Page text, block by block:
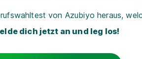
von Azubiyo heraus,
dich jetzt an und leg los!